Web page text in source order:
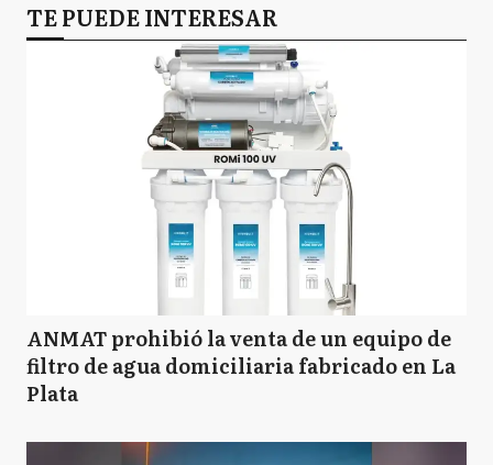
LP La Plata
Lanús
Laprida
LF Las Flores
TE PUEDE INTERESAR
ANMAT prohibió la venta de un equipo de
filtro de agua domiciliaria fabricado en La
Plata